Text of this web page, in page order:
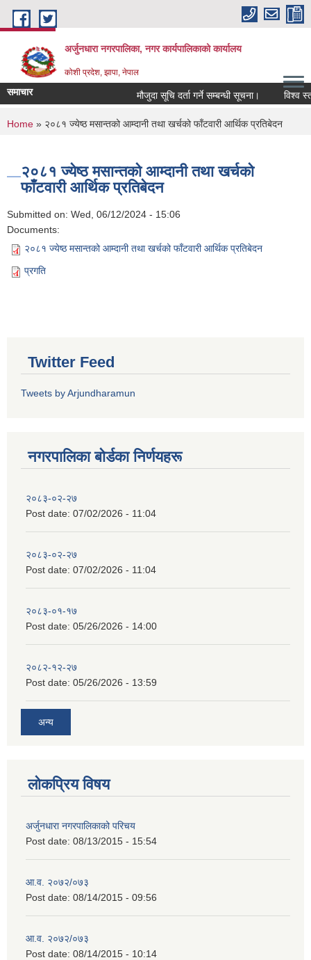
Skip to main content
अर्जुनधारा नगरपालिका, नगर कार्यपालिकाको कार्यालय
कोशी प्रदेश, झापा, नेपाल
समाचार मौजुदा सूचि दर्ता गर्ने सम्बन्धी सूचना। विश्व
You are here
Home » २०८१ ज्येष्ठ मसान्तको आम्दानी तथा खर्चको फाँटवारी आर्थिक प्रतिबेदन
२०८१ ज्येष्ठ मसान्तको आम्दानी तथा खर्चको
फाँटवारी आर्थिक प्रतिबेदन
Submitted on: Wed, 06/12/2024 - 15:06
Documents:
२०८१ ज्येष्ठ मसान्तको आम्दानी तथा खर्चको फाँटवारी आर्थिक प्रतिबेदन
प्रगति
Twitter Feed
Tweets by Arjundharamun
नगरपालिका बाेर्डका निर्णयहरू
२०८३-०२-२७
Post date: 07/02/2026 - 11:04
२०८३-०२-२७
Post date: 07/02/2026 - 11:04
२०८३-०१-१७
Post date: 05/26/2026 - 14:00
२०८२-१२-२७
Post date: 05/26/2026 - 13:59
अन्य
लोकप्रिय विषय
अर्जुनधारा नगरपालिकाको परिचय
Post date: 08/13/2015 - 15:54
आ.व. २०७२/०७३
Post date: 08/14/2015 - 09:56
आ.व. २०७२/०७३
Post date: 08/14/2015 - 10:14